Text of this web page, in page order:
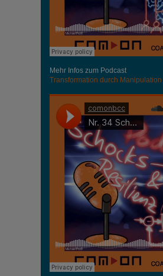
Mehr Infos zum Podcast
Transformation durch Manipulation